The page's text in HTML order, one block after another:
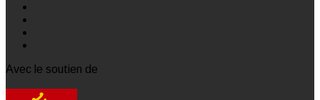
Avec le soutien de